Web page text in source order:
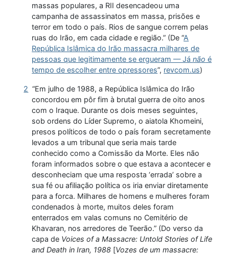
massas populares, a RII desencadeou uma
campanha de assassinatos em massa, prisões e
terror em todo o país. Rios de sangue correm pelas
ruas do Irão, em cada cidade e região.” (De “A
República Islâmica do Irão massacra milhares de
pessoas que legitimamente se ergueram — Jánão é
tempo de escolher entre opressores”, revcom.us)
2 “Em julho de 1988, a República Islâmica do Irão
concordou em pôr fim à brutal guerra de oito anos
com o Iraque. Durante os dois meses seguintes,
sob ordens do Líder Supremo, o aiatola Khomeini,
presos políticos de todo o país foram secretamente
levados a um tribunal que seria mais tarde
conhecido como a Comissão da Morte. Eles não
foram informados sobre o que estava a acontecer e
desconheciam que uma resposta ‘errada’ sobre a
sua fé ou afiliação política os iria enviar diretamente
para a forca. Milhares de homens e mulheres foram
condenados à morte, muitos deles foram
enterrados em valas comuns no Cemitério de
Khavaran, nos arredores de Teerão.” (Do verso da
capa de Voices of a Massacre: Untold Stories of Life
and Death in Iran, 1988 [Vozes de um massacre: